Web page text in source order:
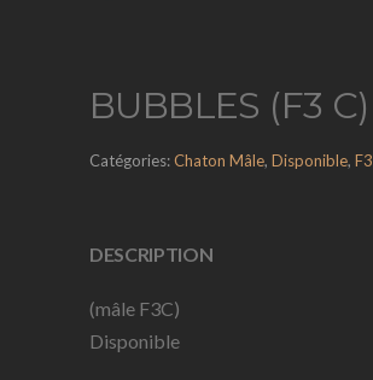
BUBBLES (F3 C)
Catégories:Chaton Mâle, Disponible, F3
DESCRIPTION
(mâle F3C)
Disponible